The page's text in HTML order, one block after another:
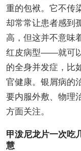
重的包袱。它不传
却常常让患者感到
高，但这并不意味
红皮病型——就可
的全身并发症，比
官健康。银屑病的
要内服外敷、物理
方面关注。
甲泼尼龙片一次吃
慧